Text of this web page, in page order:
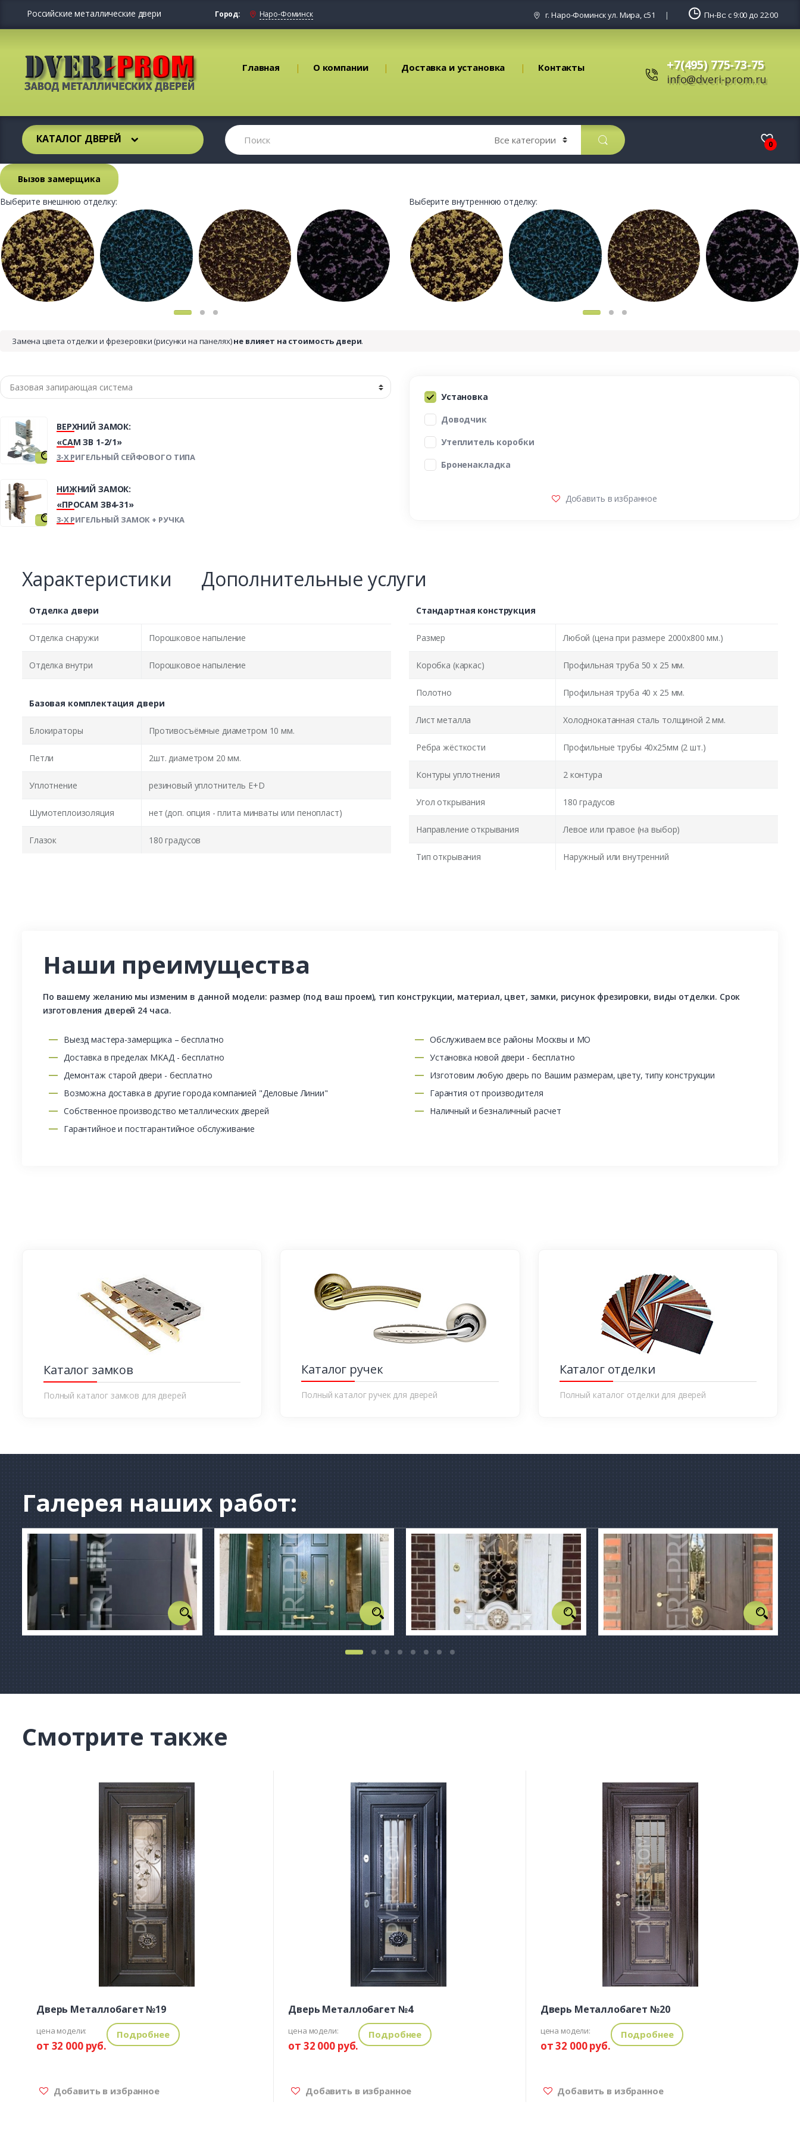
Российские металлические двери Город: Наро-Фоминск г. Наро-Фоминск ул. Мира, с51 Пн-Вс: с 9:00 до 22:00
Главная О компании Доставка и установка Контакты +7(495) 775-73-75
info@dveri-prom.ru
КАТАЛОГ ДВЕРЕЙ 0
Вызов замерщика
Выберите внешнюю отделку:
Выберите внутреннюю отделку:
Замена цвета отделки и фрезеровки (рисунки на панелях)не влияет на стоимость двери.
ВЕРХНИЙ ЗАМОК:
«САМ ЗВ 1-2/1»
3-Х РИГЕЛЬНЫЙ СЕЙФОВОГО ТИПА
НИЖНИЙ ЗАМОК:
«ПРОСАМ ЗВ4-31»
3-Х РИГЕЛЬНЫЙ ЗАМОК + РУЧКА
Установка
Доводчик
Утеплитель коробки
Броненакладка
Добавить в избранное
Характеристики Дополнительные услуги
Отделка двери
Отделка снаружи Порошковое напыление
Отделка внутри Порошковое напыление
Базовая комплектация двери
Блокираторы Противосъёмные диаметром 10 мм.
Петли 2шт. диаметром 20 мм.
Уплотнение резиновый уплотнитель E+D
Шумотеплоизоляция нет (доп. опция - плита минваты или пенопласт)
Глазок 180 градусов
Стандартная конструкция
Размер Любой (цена при размере 2000x800 мм.)
Коробка (каркас) Профильная труба 50 х 25 мм.
Полотно Профильная труба 40 х 25 мм.
Лист металла Холоднокатанная сталь толщиной 2 мм.
Ребра жёсткости Профильные трубы 40х25мм (2 шт.)
Контуры уплотнения 2 контура
Угол открывания 180 градусов
Направление открывания Левое или правое (на выбор)
Тип открывания Наружный или внутренний
Наши преимущества
По вашему желанию мы изменим в данной модели: размер (под ваш проем), тип конструкции, материал, цвет, замки, рисунок фрезировки, виды отделки. Срок
изготовления дверей 24 часа.
Выезд мастера-замерщика – бесплатно
Доставка в пределах МКАД - бесплатно
Демонтаж старой двери - бесплатно
Возможна доставка в другие города компанией "Деловые Линии"
Собственное производство металлических дверей
Гарантийное и постгарантийное обслуживание
Обслуживаем все районы Москвы и МО
Установка новой двери - бесплатно
Изготовим любую дверь по Вашим размерам, цвету, типу конструкции
Гарантия от производителя
Наличный и безналичный расчет
Каталог замков
Полный каталог замков для дверей
Каталог ручек
Полный каталог ручек для дверей
Каталог отделки
Полный каталог отделки для дверей
Галерея наших работ:
Смотрите также
Дверь Металлобагет №19
цена модели:
от 32 000 руб.
Подробнее
Добавить в избранное
Дверь Металлобагет №4
цена модели:
от 32 000 руб.
Подробнее
Добавить в избранное
Дверь Металлобагет №20
цена модели:
от 32 000 руб.
Подробнее
Добавить в избранное